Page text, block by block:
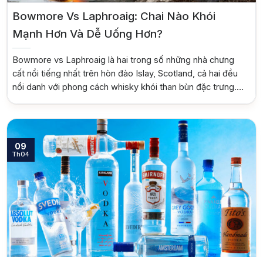
Bowmore Vs Laphroaig: Chai Nào Khói
Mạnh Hơn Và Dễ Uống Hơn?
Bowmore vs Laphroaig là hai trong số những nhà chưng
cất nổi tiếng nhất trên hòn đảo Islay, Scotland, cả hai đều
nổi danh với phong cách whisky khói than bùn đặc trưng.
Đối với những người yêu thích whisky, cuộc tranh luận về
09
Th04